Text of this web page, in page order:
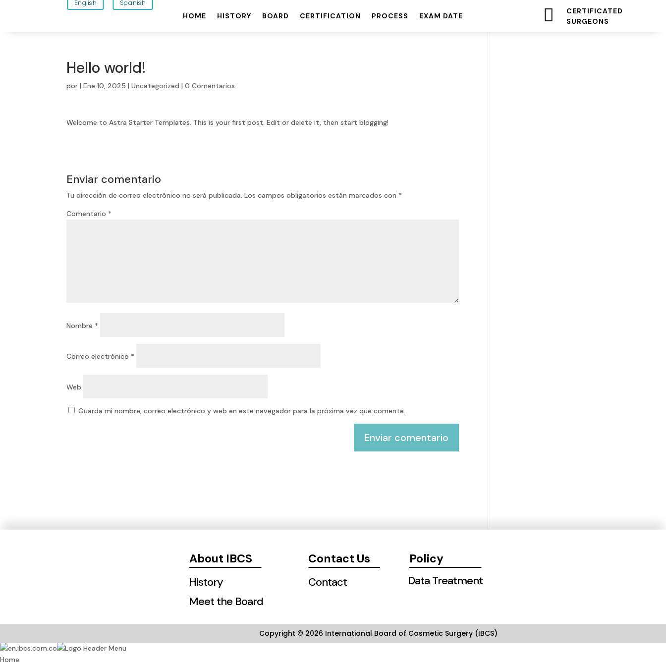
English Spanish
HOME HISTORY BOARD CERTIFICATION PROCESS EXAM DATE 
CERTIFICATED
SURGEONS
Hello world!
por|Ene 10, 2025 |Uncategorized |0 Comentarios
Welcome toAstra Starter Templates. This is your first post. Edit or delete it, then start blogging!
Enviar comentario
Tu dirección de correo electrónico no será publicada. Los campos obligatorios están marcados con *
Comentario *
Nombre *
Correo electrónico *
Web
Guarda mi nombre, correo electrónico y web en este navegador para la próxima vez que comente.
About IBCS
History
Meet the Board
Contact Us
Contact
Policy
Data Treatment
Copyright © 2026 International Board of Cosmetic Surgery (IBCS)
Home